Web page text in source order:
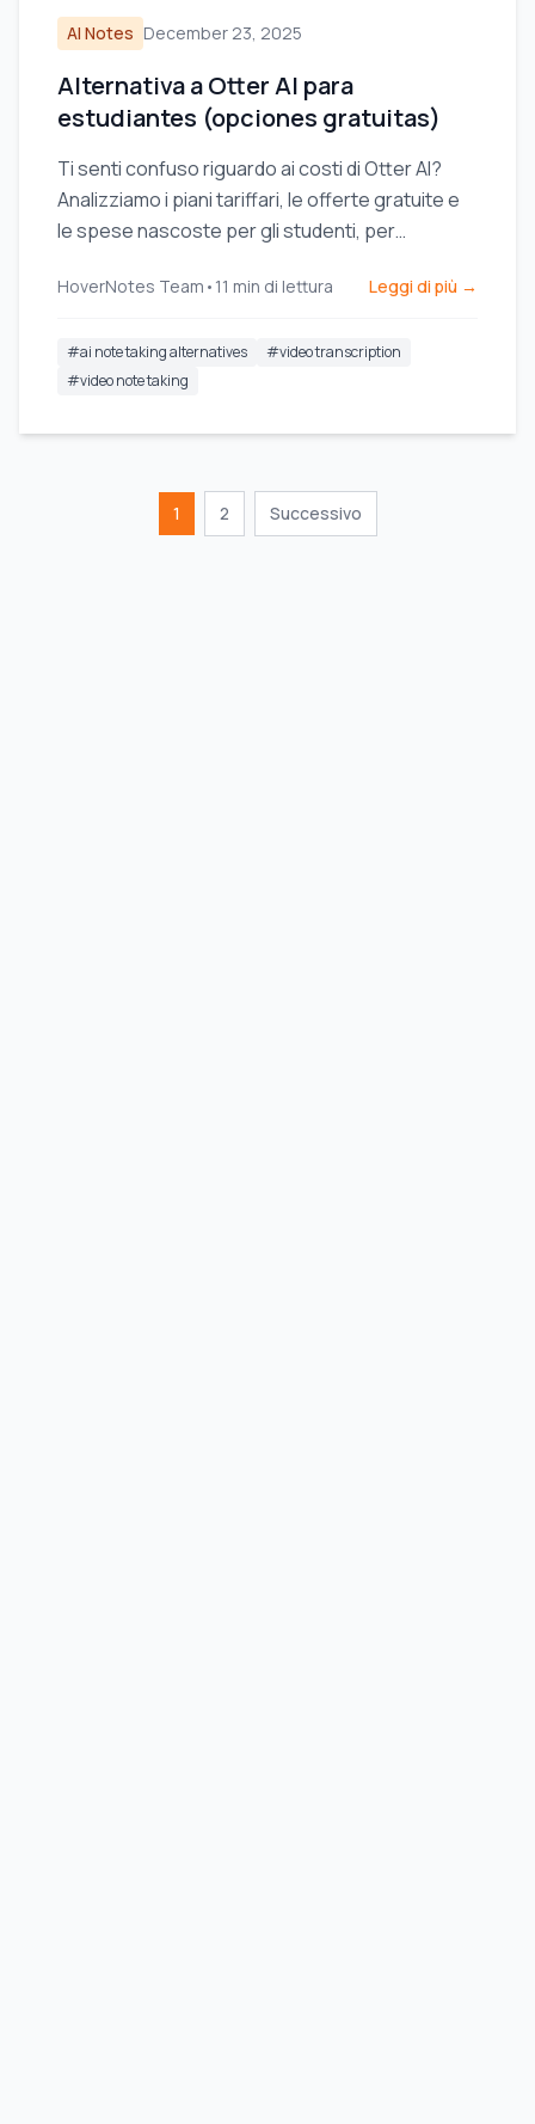
AI Notes December 23, 2025
Alternativa a Otter AI para
estudiantes (opciones gratuitas)
Ti senti confuso riguardo ai costi di Otter AI?
Analizziamo i piani tariffari, le offerte gratuite e
le spese nascoste per gli studenti, per
nell'apprendimento tramite video.
HoverNotes Team • 11 min di lettura Leggi di più →
#ai note taking alternatives #video transcription
#video note taking
1 2 Successivo